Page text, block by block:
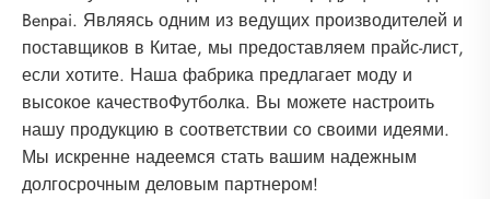
Benpai. Являясь одним из ведущих производителей и
поставщиков в Китае, мы предоставляем прайс-лист,
если хотите. Наша фабрика предлагает моду и
высокое качествоФутболка. Вы можете настроить
нашу продукцию в соответствии со своими идеями.
Мы искренне надеемся стать вашим надежным
долгосрочным деловым партнером!